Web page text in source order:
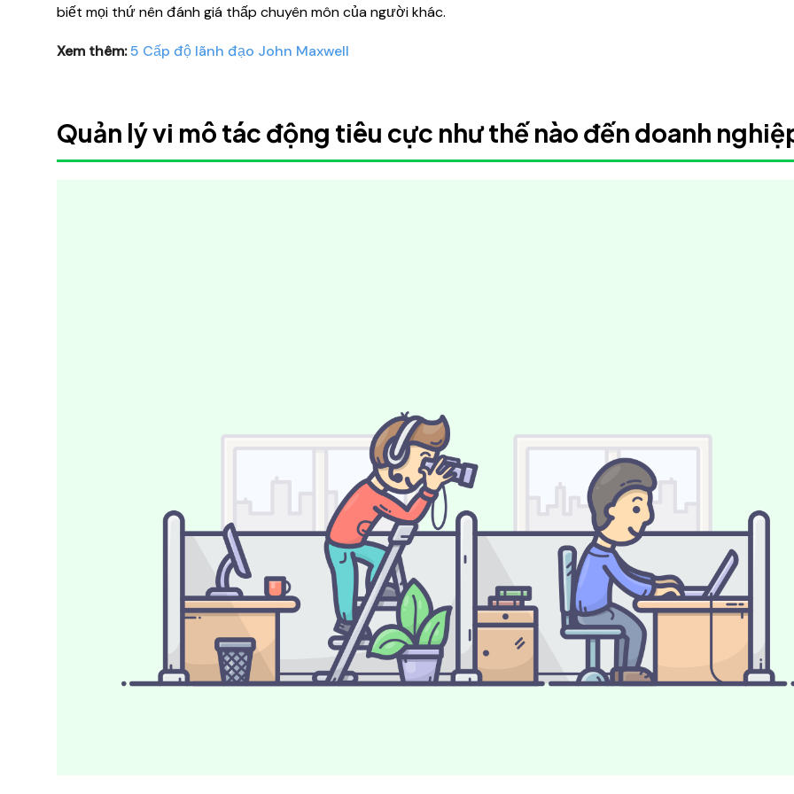
biết mọi thứ nên đánh giá thấp chuyên môn của người khác.
Xem thêm:5 Cấp độ lãnh đạo John Maxwell
Quản lý vi mô tác động tiêu cực như thế nào đến doanh